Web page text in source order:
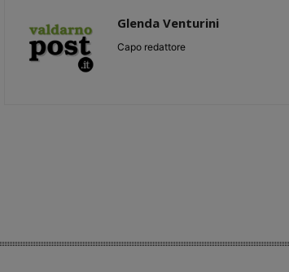
Glenda Venturini
Capo redattore